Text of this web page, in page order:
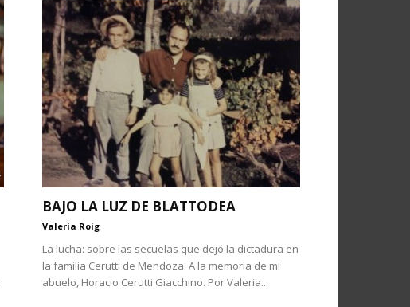
BAJO LA LUZ DE BLATTODEA
Valeria Roig
La lucha: sobre las secuelas que dejó la dictadura en
la familia Cerutti de Mendoza. A la memoria de mi
abuelo, Horacio Cerutti Giacchino. Por Valeria...